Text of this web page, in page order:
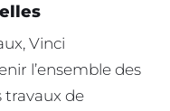
Vinci
l’ensemble des
travaux de